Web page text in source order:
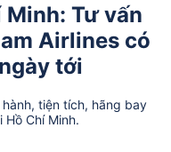
Minh: Tư vấn
Airlines có
tới
tiện tích, hãng bay
Chí Minh.